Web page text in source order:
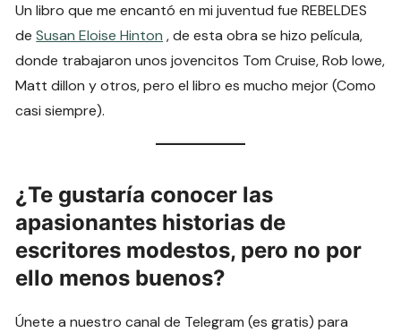
Un libro que me encantó en mi juventud fue REBELDES
deSusan Eloise Hinton , de esta obra se hizo película,
donde trabajaron unos jovencitos Tom Cruise, Rob lowe,
Matt dillon y otros, pero el libro es mucho mejor (Como
casi siempre).
¿Te gustaría conocer las
apasionantes historias de
escritores modestos, pero no por
ello menos buenos?
Únete a nuestro canal de Telegram (es gratis) para